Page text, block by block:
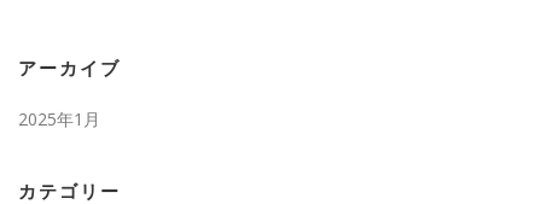
アーカイブ
2025年1月
カテゴリー